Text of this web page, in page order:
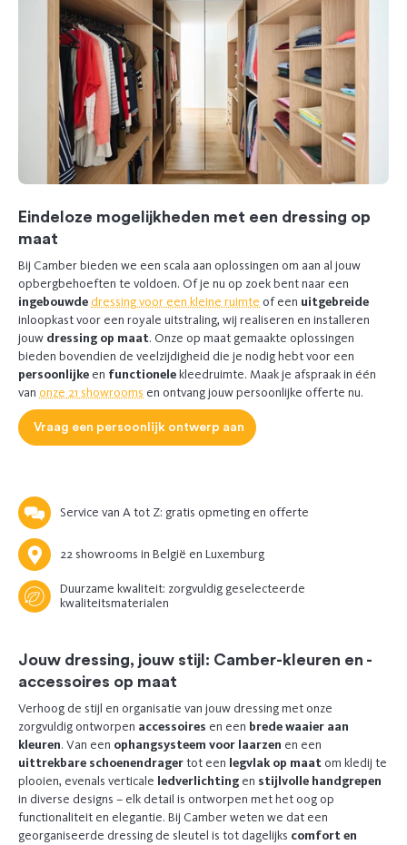
Eindeloze mogelijkheden met een dressing op
maat
Bij Camber bieden we een scala aan oplossingen om aan al jouw
opbergbehoeften te voldoen. Of je nu op zoek bent naar een
ingebouwdedressing voor een kleine ruimte of een uitgebreide
inloopkast voor een royale uitstraling, wij realiseren en installeren
jouw dressing op maat. Onze op maat gemaakte oplossingen
bieden bovendien de veelzijdigheid die je nodig hebt voor een
persoonlijke en functionelekleedruimte. Maak je afspraak in één
van onze 21 showrooms en ontvang jouw persoonlijke offerte nu.
Vraag een persoonlijk ontwerp aan
Service van A tot Z: gratis opmeting en offerte
22 showrooms in België en Luxemburg
Duurzame kwaliteit: zorgvuldig geselecteerde
kwaliteitsmaterialen
Jouw dressing, jouw stijl: Camber-kleuren en -
accessoires op maat
Verhoog de stijl en organisatie van jouw dressing met onze
zorgvuldig ontworpen accessoires en een brede waaier aan
kleuren. Van een ophangsysteem voor laarzen en een
uittrekbare schoenendragertot een legvlak op maatom kledij te
plooien, evenals verticale ledverlichting en stijlvolle handgrepen
in diverse designs – elk detail is ontworpen met het oog op
functionaliteit en elegantie. Bij Camber weten we dat een
georganiseerde dressing de sleutel is tot dagelijks comfort en